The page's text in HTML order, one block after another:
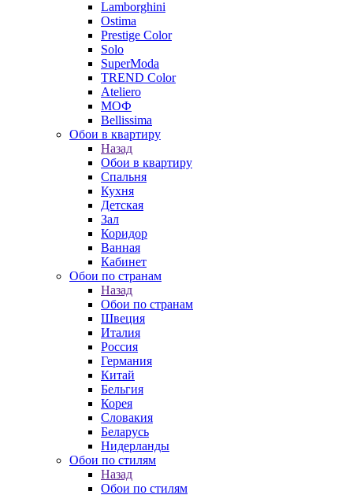
Lamborghini
Ostima
Prestige Color
Solo
SuperModa
TREND Color
Ateliero
МОФ
Bellissima
Обои в квартиру
Назад
Обои в квартиру
Спальня
Кухня
Детская
Зал
Коридор
Ванная
Кабинет
Обои по странам
Назад
Обои по странам
Швеция
Италия
Россия
Германия
Китай
Бельгия
Корея
Словакия
Беларусь
Нидерланды
Обои по стилям
Назад
Обои по стилям